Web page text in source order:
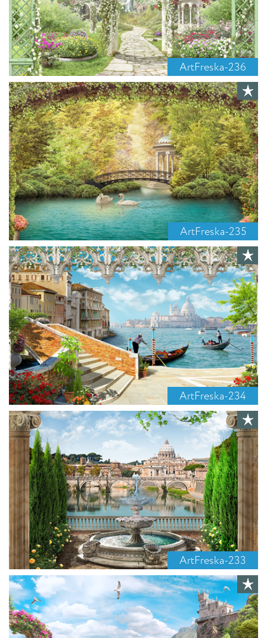
ArtFreska-236
ArtFreska-235
ArtFreska-234
ArtFreska-233